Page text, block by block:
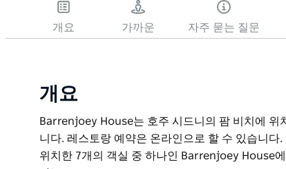
개요 가까운 자주 묻는 질문
개요
Barrenjoey House는 호주 시드니의 팜 비치에 위
니다. 레스토랑 예약은 온라인으로 할 수 있습니다
위치한 7개의 객실 중 하나인 Barrenjoey House